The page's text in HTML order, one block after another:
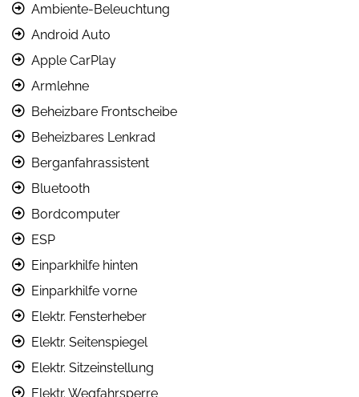
Ambiente-Beleuchtung
Android Auto
Apple CarPlay
Armlehne
Beheizbare Frontscheibe
Beheizbares Lenkrad
Berganfahrassistent
Bluetooth
Bordcomputer
ESP
Einparkhilfe hinten
Einparkhilfe vorne
Elektr. Fensterheber
Elektr. Seitenspiegel
Elektr. Sitzeinstellung
Elektr. Wegfahrsperre